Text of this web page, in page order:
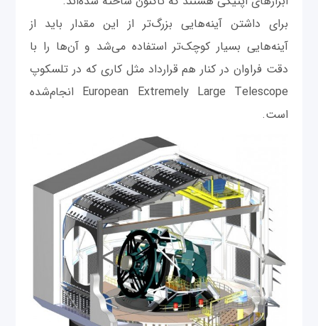
برای داشتن آینه‌هایی بزرگ‌تر از این مقدار باید از
آینه‌هایی بسیار کوچک‌تر استفاده می‌شد و آن‌ها را با
دقت فراوان در کنار هم قرارداد مثل کاری که در تلسکوپ
European Extremely Large Telescope انجام‌شده
است.